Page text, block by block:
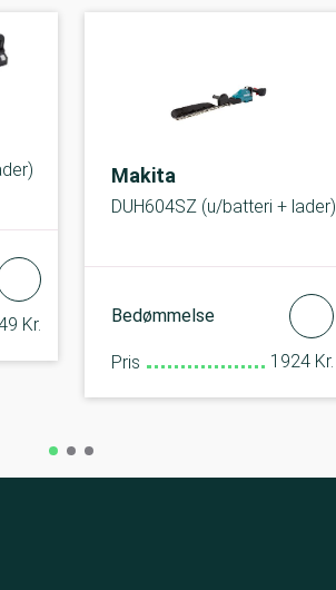
Kr.
Makita
DUH604SZ (u/batteri + lader)
Bedømmelse
Pris 1924 Kr.